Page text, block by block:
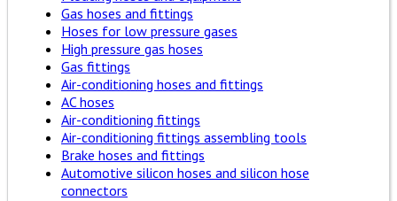
Gas hoses and fittings
Hoses for low pressure gases
High pressure gas hoses
Gas fittings
Air-conditioning hoses and fittings
AC hoses
Air-conditioning fittings
Air-conditioning fittings assembling tools
Brake hoses and fittings
Automotive silicon hoses and silicon hose
connectors